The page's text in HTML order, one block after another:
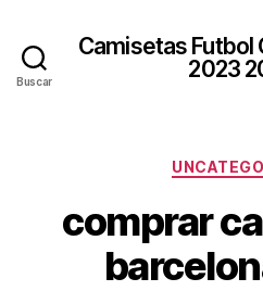
Buscar
Camisetas Futbol
2023
comprar